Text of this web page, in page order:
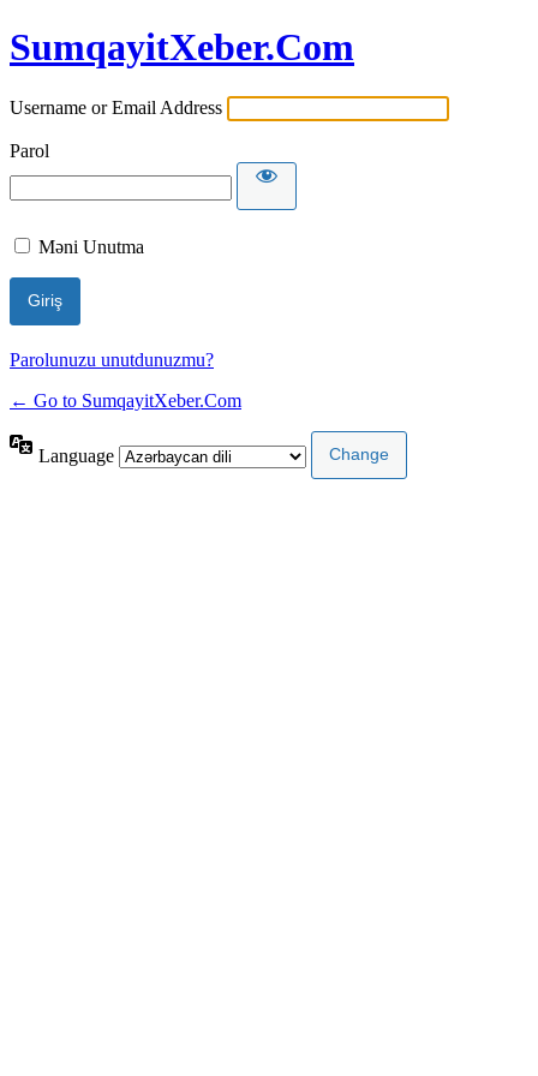
SumqayitXeber.Com
Username or Email Address
Parol
Məni Unutma
Parolunuzu unutdunuzmu?
← Go to SumqayitXeber.Com
Language